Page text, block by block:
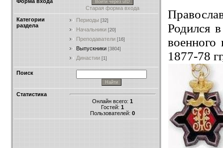
Войти через uID
Старая форма входа
Категории
раздела
Периоды [32]
Начальники [20]
Преподаватели [16]
Выпускники [3804]
Династии [1]
Поиск
Статистика
Онлайн всего: 1
Гостей: 1
Пользователей: 0
Родился
1877-78